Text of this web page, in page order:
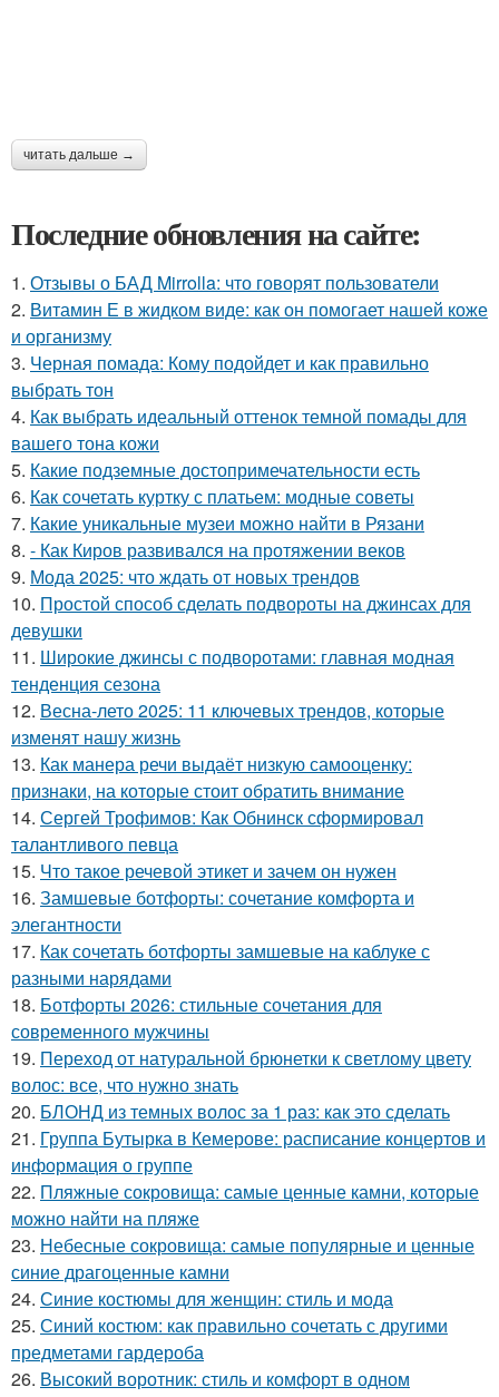
читать дальше →
Последние обновления на сайте:
1. Отзывы о БАД Mirrolla: что говорят пользователи
2. Витамин Е в жидком виде: как он помогает нашей коже
и организму
3. Черная помада: Кому подойдет и как правильно
выбрать тон
4. Как выбрать идеальный оттенок темной помады для
вашего тона кожи
5. Какие подземные достопримечательности есть
6. Как сочетать куртку с платьем: модные советы
7. Какие уникальные музеи можно найти в Рязани
8. - Как Киров развивался на протяжении веков
9. Мода 2025: что ждать от новых трендов
10. Простой способ сделать подвороты на джинсах для
девушки
11. Широкие джинсы с подворотами: главная модная
тенденция сезона
12. Весна-лето 2025: 11 ключевых трендов, которые
изменят нашу жизнь
13. Как манера речи выдаёт низкую самооценку:
признаки, на которые стоит обратить внимание
14. Сергей Трофимов: Как Обнинск сформировал
талантливого певца
15. Что такое речевой этикет и зачем он нужен
16. Замшевые ботфорты: сочетание комфорта и
элегантности
17. Как сочетать ботфорты замшевые на каблуке с
разными нарядами
18. Ботфорты 2026: стильные сочетания для
современного мужчины
19. Переход от натуральной брюнетки к светлому цвету
волос: все, что нужно знать
20. БЛОНД из темных волос за 1 раз: как это сделать
21. Группа Бутырка в Кемерове: расписание концертов и
информация о группе
22. Пляжные сокровища: самые ценные камни, которые
можно найти на пляже
23. Небесные сокровища: самые популярные и ценные
синие драгоценные камни
24. Синие костюмы для женщин: стиль и мода
25. Синий костюм: как правильно сочетать с другими
предметами гардероба
26. Высокий воротник: стиль и комфорт в одном